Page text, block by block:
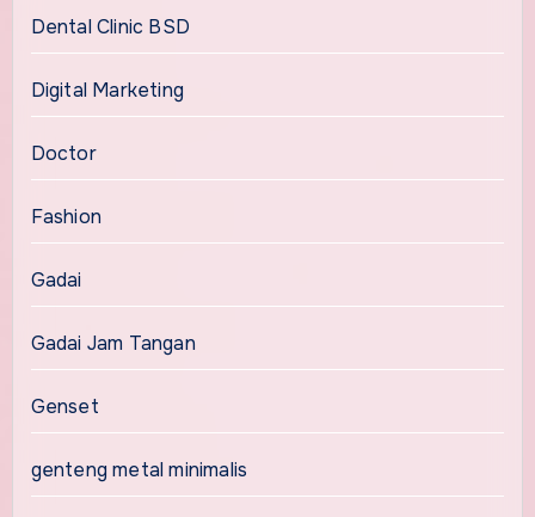
Dental Clinic BSD
Digital Marketing
Doctor
Fashion
Gadai
Gadai Jam Tangan
Genset
genteng metal minimalis